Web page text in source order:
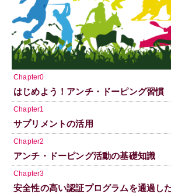
Chapter0
はじめよう！アンチ・ドーピング習慣
Chapter1
サプリメントの活用
Chapter2
アンチ・ドーピング活動の基礎知識
Chapter3
安全性の高い認証プログラムを通過し